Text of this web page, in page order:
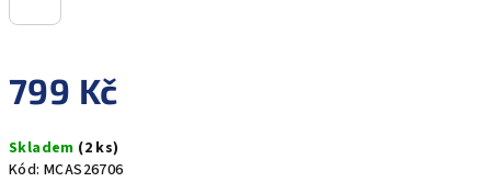
799 Kč
cena:
Skladem (2 ks)
Kód: MCAS26706